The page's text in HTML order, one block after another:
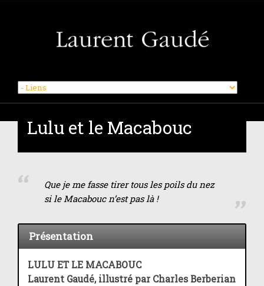
content
Lulu et le Macabouc
Que je me fasse tirer tous les poils du nez
si le Macabouc n’est pas là !
Présentation
LULU ET LE MACABOUC
Laurent Gaudé, illustré par Charles Berberian